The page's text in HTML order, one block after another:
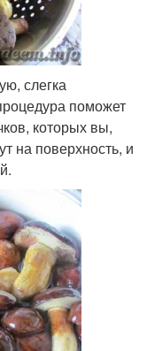
слегка
поможет
которых вы,
на поверхность, и